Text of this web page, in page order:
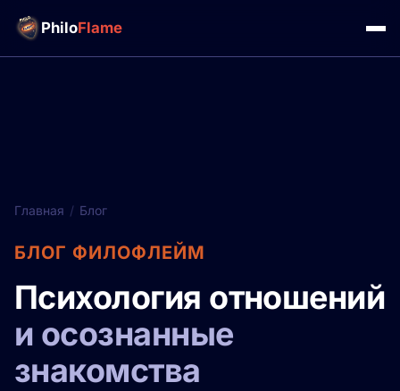
PhiloFlame
Главная / Блог
БЛОГ ФИЛОФЛЕЙМ
Психология отношений
и осознанные
знакомства